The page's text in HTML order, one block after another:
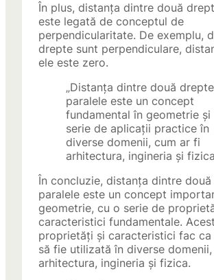
În plus, distanța dintre două
este legată de conceptul de
perpendicularitate. De exemplu,
drepte sunt perpendiculare,
ele este zero.
„Distanța dintre două drepte
paralele este un concept
fundamental în geometrie și
serie de aplicații practice în
diverse domenii, cum ar fi
arhitectura, ingineria și
În concluzie, distanța dintre
paralele este un concept
geometrie, cu o serie de
caracteristici fundamentale.
proprietăți și caracteristici fac ca
să fie utilizată în diverse
arhitectura, ingineria și fizica.